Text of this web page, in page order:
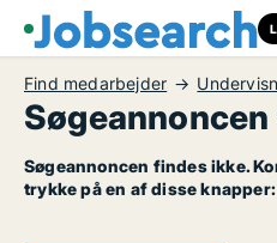
Find medarbejder
Søgeannoncen findes ikke.
trykke på en af disse knapper: